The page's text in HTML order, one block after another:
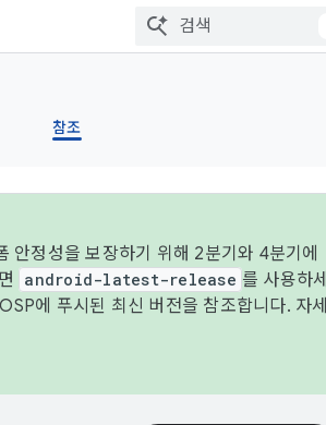
참조
안정성을 보장하기 위해 2분기와 4분기에
android-latest-release 를 사용하세
에 푸시된 최신 버전을 참조합니다. 자세